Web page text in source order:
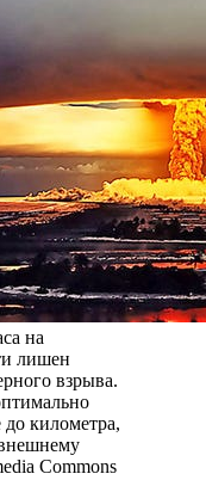
на
лишен
взрыва.
километра,
Commons